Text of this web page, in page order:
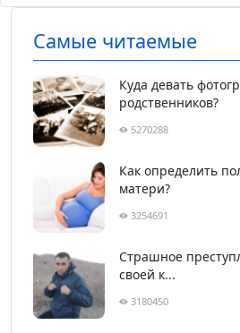
Самые читаемые
Куда девать
родственников?
5270288
Как определить
матери?
3254691
Страшное
своей к...
3180450